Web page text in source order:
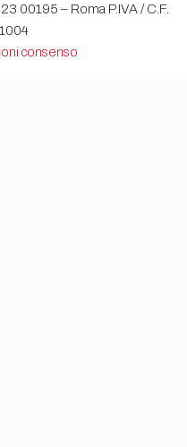
00195 – Roma P.IVA / C.F.
consenso